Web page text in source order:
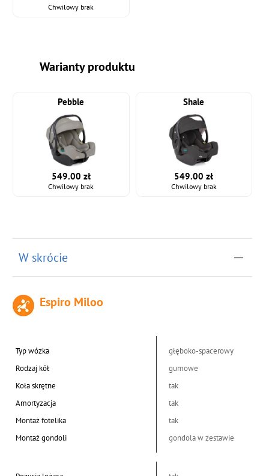
Chwilowy brak
Warianty produktu
Pebble
549.00 zł
Chwilowy brak
Shale
549.00 zł
Chwilowy brak
W skrócie
Espiro Miloo
Typ wózka
głęboko-spacerowy
Rodzaj kół
gumowe
Koła skrętne
tak
Amortyzacja
tak
Montaż fotelika
tak
Montaż gondoli
gondola w zestawie